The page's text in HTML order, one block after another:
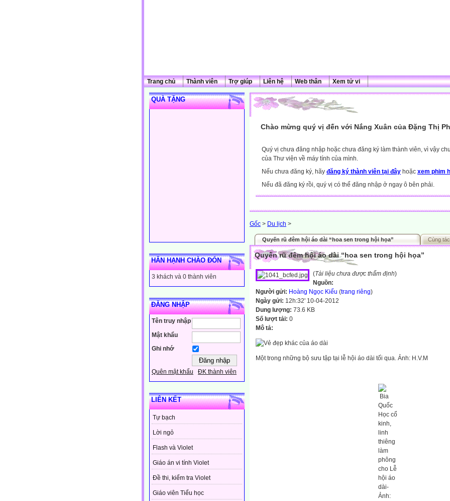
Trang chủ Thành viên Trợ giúp Liên hệ Web thân Xem tử vi
QUÀ TẶNG
HÂN HẠNH CHÀO ĐÓN
3 khách và 0 thành viên
ĐĂNG NHẬP
Tên truy nhập
Mật khẩu
Ghi nhớ
Quên mật khẩu ĐK thành viên
LIÊN KẾT
Tự bạch
Lời ngỏ
Flash và Violet
Giáo án vi tính Violet
Đề thi, kiểm tra Violet
Giáo viên Tiểu học
Chào mừng quý vị đến với Nắng Xuân của Đặng Thị
Quý vị chưa đăng nhập hoặc chưa đăng ký làm thành viên, vì vậy
của Thư viện về máy tính của mình.
Nếu chưa đăng ký, hãy đăng ký thành viên tại đây hoặc xem phim
Nếu đã đăng ký rồi, quý vị có thể đăng nhập ở ngay ô bên phải.
Gốc > Du lịch >
Quyến rũ đêm hội áo dài “hoa sen trong hội họa” Cùng
Quyến rũ đêm hội áo dài “hoa sen trong hội họa”
(Tài liệu chưa được thẩm định)
Nguồn:
Người gửi: Hoàng Ngọc Kiểu (trang riêng)
Ngày gửi: 12h:32' 10-04-2012
Dung lượng: 73.6 KB
Số lượt tải: 0
Mô tả:
Một trong những bộ sưu tập tại lễ hội áo dài tối qua. Ảnh: H.V.M
Bia
Quốc
Học cổ
kinh,
linh
thiêng
làm
phông
cho Lễ
hội áo
dài-
Ảnh: